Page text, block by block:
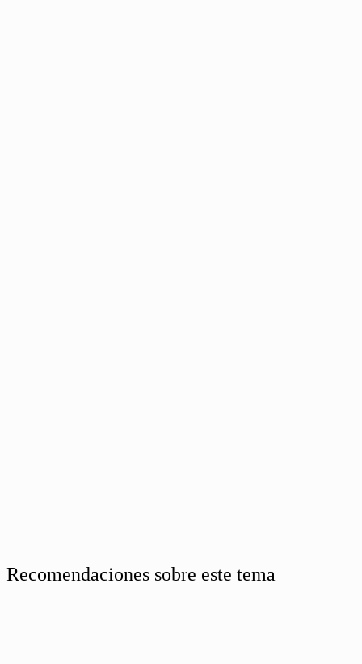
Recomendaciones sobre este tema